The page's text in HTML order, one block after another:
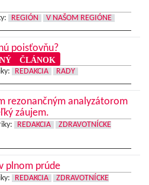
REGIÓN V NAŠOM REGIÓNE
poisťovňu?
ČLÁNOK
REDAKCIA RADY
rezonančným analyzátorom
záujem.
REDAKCIA
ZDRAVOTNÍCKE
plnom prúde
REDAKCIA
ZDRAVOTNÍCKE